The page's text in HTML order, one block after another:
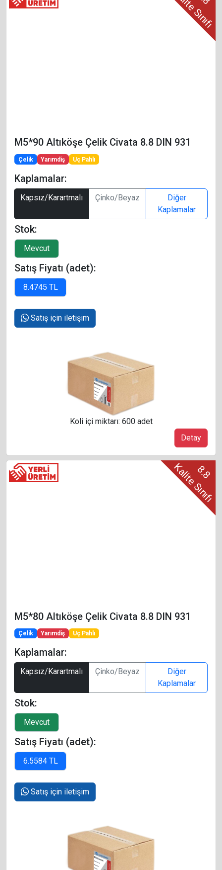
M5*90 Altıköşe Çelik Civata 8.8 DIN 931
Çelik Yarımdiş Uç Pahlı
Kaplamalar:
Kapsız/Karartmalı Çinko/Beyaz
Diğer
Kaplamalar
Stok:
Satış Fiyatı (adet):
Satış için iletişim
Detay
Koli içi miktarı: 600 adet
8.8
Kalite Sınıfı
M5*80 Altıköşe Çelik Civata 8.8 DIN 931
Çelik Yarımdiş Uç Pahlı
Kaplamalar:
Kapsız/Karartmalı Çinko/Beyaz
Diğer
Kaplamalar
Stok:
Satış Fiyatı (adet):
Satış için iletişim